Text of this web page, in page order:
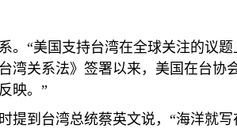
。“美国支持台湾在全球关注的议
湾关系法》签署以来，美国在台协
映。”
提到台湾总统蔡英文说，“海洋就写